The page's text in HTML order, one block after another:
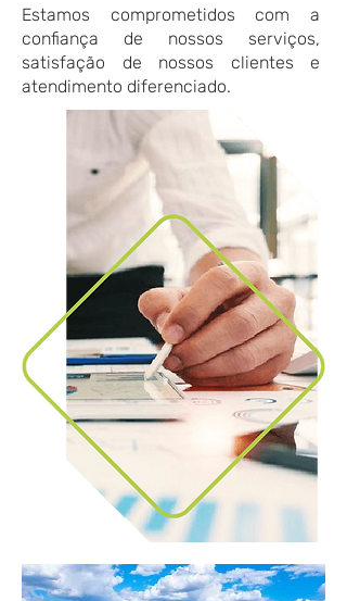
Estamos comprometidos com a
confiança de nossos serviços,
satisfação de nossos clientes e
atendimento diferenciado.